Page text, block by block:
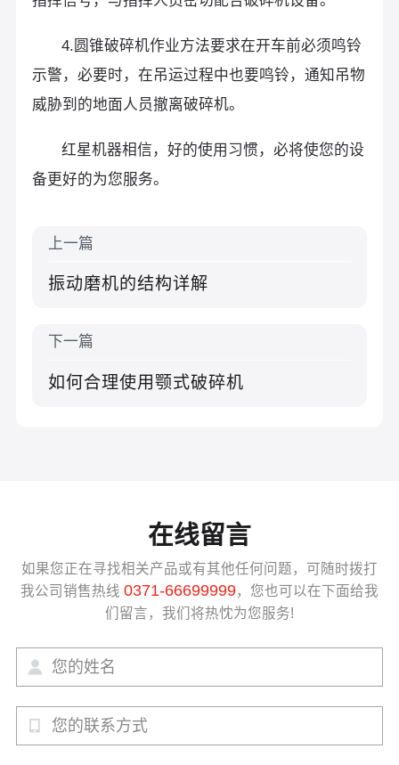
4.圆锥破碎机作业方法要求在开车前必须鸣铃
示警，必要时，在吊运过程中也要鸣铃，通知吊物
威胁到的地面人员撤离破碎机。
红星机器相信，好的使用习惯，必将使您的设
备更好的为您服务。
上一篇
振动磨机的结构详解
下一篇
如何合理使用颚式破碎机
在线留言
如果您正在寻找相关产品或有其他任何问题，可随时拨打
我公司销售热线 0371-66699999，您也可以在下面给我
们留言，我们将热忱为您服务!